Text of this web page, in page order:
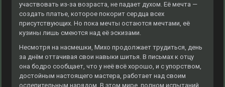
участвовать из-за возраста, не падает духом. Её мечта —
создать платье, которое покорит сердца всех
присутствующих. Но пока мечты остаются мечтами, её
кузины лишь смеются над её эскизами.
Несмотря на насмешки, Михо продолжает трудиться, день
за днём оттачивая свои навыки шитья. В письмах к отцу
она бодро сообщает, что у неё всё хорошо, и с упорством,
достойным настоящего мастера, работает над своим
ослепительным нарядом. В этом мире, полном испытаний,